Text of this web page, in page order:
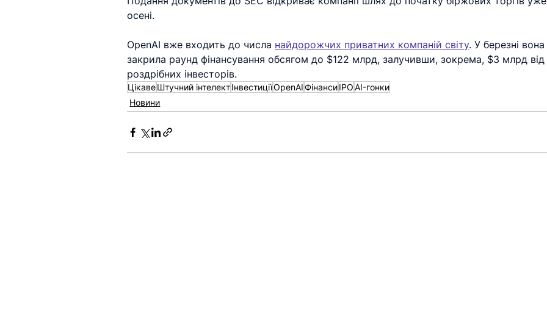
осені.
OpenAI вже входить до числа найдорожчих приватних компаній світу. У березні
закрила раунд фінансування обсягом до $122 млрд, залучивши, зокрема, $3 млрд
роздрібних інвесторів.
ЦікавеШтучний інтелектІнвестиціїOpenAIФінансиIPOAI-гонки
Новини